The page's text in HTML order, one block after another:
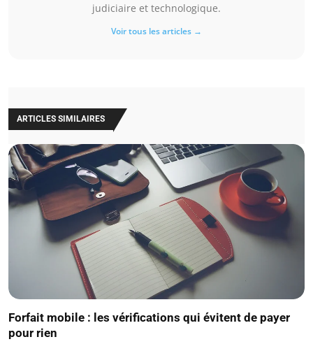
judiciaire et technologique.
Voir tous les articles →
ARTICLES SIMILAIRES
Forfait mobile : les vérifications qui évitent de payer
pour rien